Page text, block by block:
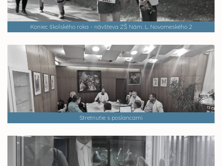
Koniec školského roka - návšteva ZŠ Nám. L. Novomeského 2
Stretnutie s poslancami